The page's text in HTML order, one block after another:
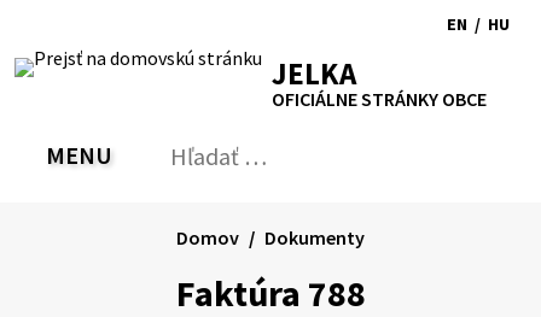
obsah
RSS MapaTlačiť
Zvýšiť
kontrast
písmapísma
EN
to
/ HU
JELKA
OFICIÁLNE STRÁNKY OBCE
PREPNÚŤ
MENU Hľadať:
Faktúra 788
Domov Dokumenty